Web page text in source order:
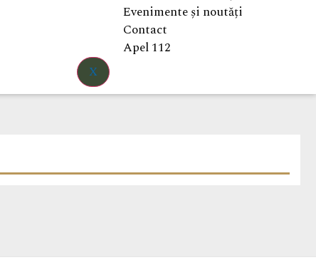
Evenimente și noutăți
Contact
Apel 112
X